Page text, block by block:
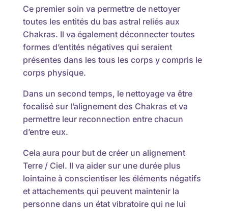
Ce premier soin va permettre de nettoyer
toutes les entités du bas astral reliés aux
Chakras. Il va également déconnecter toutes
formes d’entités négatives qui seraient
présentes dans les tous les corps y compris le
corps physique.
Dans un second temps, le nettoyage va être
focalisé sur l’alignement des Chakras et va
permettre leur reconnection entre chacun
d’entre eux.
Cela aura pour but de créer un alignement
Terre / Ciel. Il va aider sur une durée plus
lointaine à conscientiser les éléments négatifs
et attachements qui peuvent maintenir la
personne dans un état vibratoire qui ne lui